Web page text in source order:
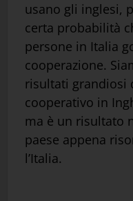
usano gli inglesi,
certa probabilità
persone in Italia
cooperazione.
risultati grandiosi
cooperativo in
ma è un risultato
paese appena
l’Italia.